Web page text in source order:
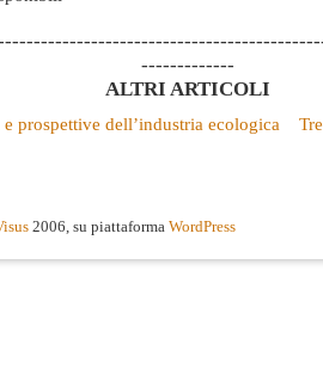
-------------
ALTRI ARTICOLI
prospettive dell’industria ecologica
2006, su piattaforma WordPress